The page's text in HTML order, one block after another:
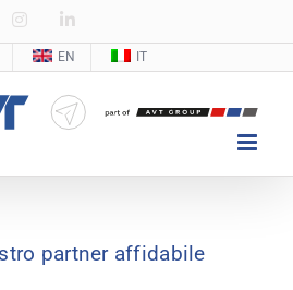
InstagramLinkedIn
EN IT
partner affidabile